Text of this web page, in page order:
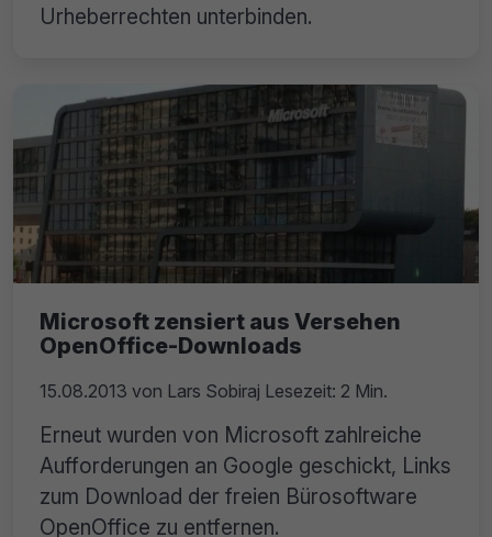
Urheberrechten unterbinden.
Microsoft zensiert aus Versehen
OpenOffice-Downloads
15.08.2013 von Lars Sobiraj Lesezeit: 2 Min.
Erneut wurden von Microsoft zahlreiche
Aufforderungen an Google geschickt, Links
zum Download der freien Bürosoftware
OpenOffice zu entfernen.